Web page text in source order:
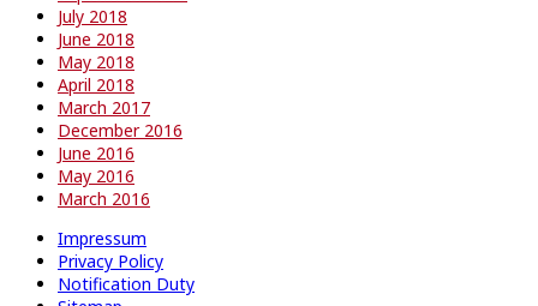
July 2018
June 2018
May 2018
April 2018
March 2017
December 2016
June 2016
May 2016
March 2016
Impressum
Privacy Policy
Notification Duty